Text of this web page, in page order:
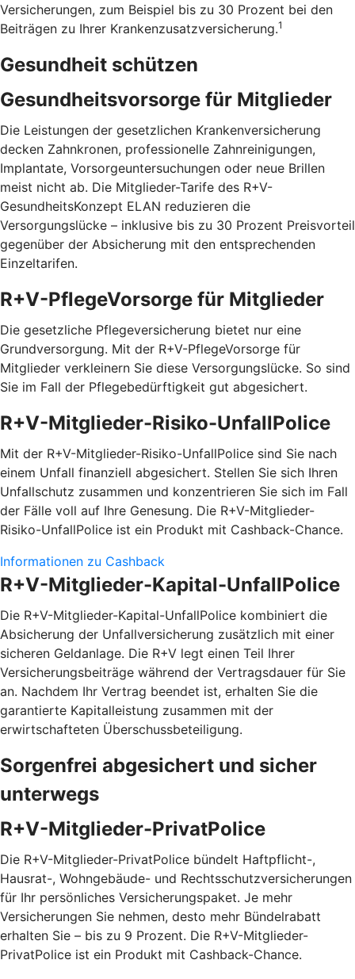
Versicherungen, zum Beispiel bis zu 30 Prozent bei den
Beiträgen zu Ihrer Krankenzusatzversicherung.1
Gesundheit schützen
Gesundheitsvorsorge für Mitglieder
Die Leistungen der gesetzlichen Krankenversicherung
decken Zahnkronen, professionelle Zahnreinigungen,
Implantate, Vorsorgeuntersuchungen oder neue Brillen
meist nicht ab. Die Mitglieder-Tarife des R+V-
GesundheitsKonzept ELAN reduzieren die
Versorgungslücke – inklusive bis zu 30 Prozent Preis­vorteil
gegenüber der Absicherung mit den entspre­chenden
Einzel­tarifen.
R+V-PflegeVorsorge für Mitglieder
Die gesetzliche Pflegeversicherung bietet nur eine
Grundversorgung. Mit der R+V-PflegeVorsorge für
Mitglieder verkleinern Sie diese Versorgungslücke. So sind
Sie im Fall der Pflegebedürftigkeit gut abgesichert.
R+V-Mitglieder-Risiko-UnfallPolice
Mit der R+V-Mitglieder-Risiko-UnfallPolice sind Sie nach
einem Unfall finanziell abgesichert. Stellen Sie sich Ihren
Unfallschutz zusammen und konzentrieren Sie sich im Fall
der Fälle voll auf Ihre Genesung. Die R+V-Mitglieder-
Risiko-UnfallPolice ist ein Produkt mit Cashback-Chance.
Informationen zu Cashback
R+V-Mitglieder-Kapital-UnfallPolice
Die R+V-Mitglieder-Kapital-UnfallPolice kombiniert die
Absicherung der Unfallversicherung zusätzlich mit einer
sicheren Geldanlage. Die R+V legt einen Teil Ihrer
Versicherungsbeiträge während der Vertragsdauer für Sie
an. Nachdem Ihr Vertrag beendet ist, erhalten Sie die
garantierte Kapitalleistung zusammen mit der
erwirtschafteten Überschussbeteiligung.
Sorgenfrei abgesichert und sicher
unterwegs
R+V-Mitglieder-PrivatPolice
Die R+V-Mitglieder-PrivatPolice bündelt Haftpflicht-,
Hausrat-, Wohngebäude- und Rechtsschutzversicherungen
für Ihr persönliches Versicherungspaket. Je mehr
Versicherungen Sie nehmen, desto mehr Bündelrabatt
erhalten Sie – bis zu 9 Prozent. Die R+V-Mitglieder-
PrivatPolice ist ein Produkt mit Cashback-Chance.